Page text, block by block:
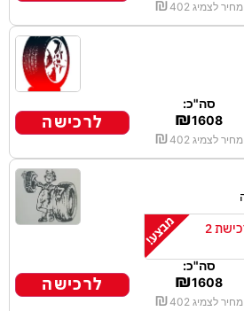
מחיר לצמיג 402
סה"כ:
₪1608
מחיר לצמיג ₪402
לרכישה
כיוון פרונט ב-200 ש"ח ברכישת 2
סה"כ:
₪1608
מחיר לצמיג ₪402
לרכישה